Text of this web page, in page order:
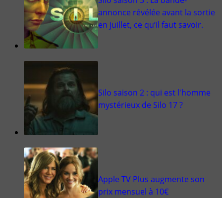
annonce révélée avant la sortie
en juillet, ce qu’il faut savoir.
Silo saison 2 : qui est l'homme
mystérieux de Silo 17 ?
Apple TV Plus augmente son
prix mensuel à 10€